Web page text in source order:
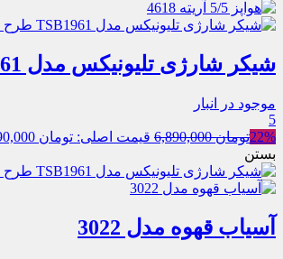
شیکر شارژی تلیونیکس مدل TSB1961 طرح نینجا
موجود در انبار
5
22%تومان6,890,000 قیمت اصلی: تومان 6,890,000 بود.
بستن
آسیاب قهوه مدل 3022